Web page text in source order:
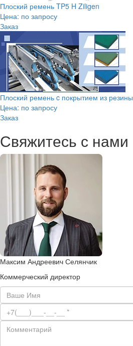
Плоский ремень TP5 H Ziligen
Цена: по запросу
Заказ
Плоский ремень c покрытием из резины
Цена: по запросу
Заказ
Свяжитесь с нами
Максим Андреевич Селянчик
Коммерческий директор